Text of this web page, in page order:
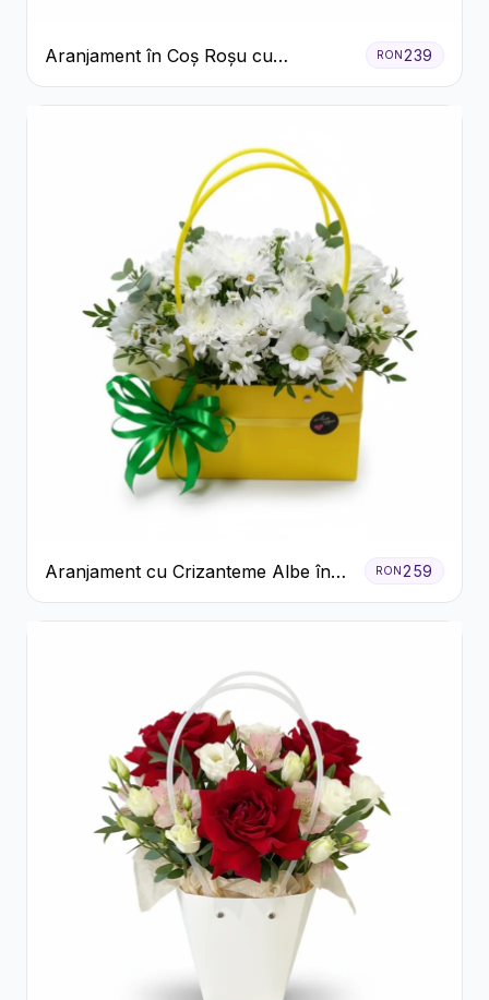
Aranjament în Coș Roșu cu
Trandafiri și Crizanteme Albe
RON 239
Aranjament cu Crizanteme Albe în
Cutie Galbenă
RON 259